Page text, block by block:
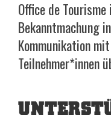
Office de
Bekanntmachung
Kommunikation
Teilnehmer*innen